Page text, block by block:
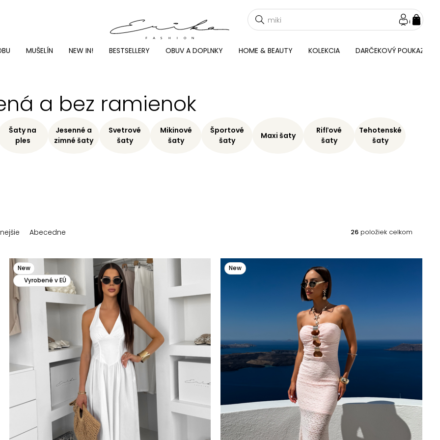
MUŠELÍN NEW IN! BESTSELLERY OBUV A DOPLNKY HOME & BEAUTY KOLEKCIA DARČEKOVÝ POUKAZ
a bez ramienok
Šaty na
ples
Jesenné a
zimné šaty
Svetrové
šaty
Mikinové
šaty
Športové
šaty
Maxi šaty
Rifľové
šaty
Tehotenské
šaty
Abecedne 26 položiek celkom
New
Vyrobené v EÚ
New